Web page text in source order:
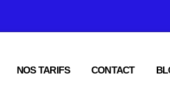
NOS TARIFS CONTACT